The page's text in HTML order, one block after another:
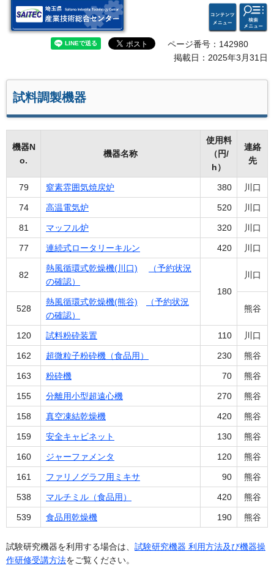
埼玉県 産業技術総合セン
コンテ
ンツメ
ニュー
検索・
共通メ
ニュー
ページ番号：142980
掲載日：2025年3月31日
試料調製機器
機器N
o.
機器名称
使用料
（円/
h）
連絡
先
79 窒素雰囲気焼戻炉 380 川口
74 高温電気炉 520 川口
81 マッフル炉 320 川口
77 連続式ロータリーキルン 420 川口
82
熱風循環式乾燥機(川口)
（予約状況
の確認）
180
川口
528
熱風循環式乾燥機(熊谷)
（予約状況
の確認）
熊谷
120 試料粉砕装置 110 川口
162 超微粒子粉砕機（食品用） 230 熊谷
163 粉砕機 70 熊谷
155 分離用小型超遠心機 270 熊谷
158 真空凍結乾燥機 420 熊谷
159 安全キャビネット 130 熊谷
160 ジャーファメンタ 120 熊谷
161 ファリノグラフ用ミキサ 90 熊谷
538 マルチミル（食品用） 420 熊谷
539 食品用乾燥機 190 熊谷
試験研究機器を利用する場合は、 試験研究機器 利用方法及び機器操
作研修受講方法をご覧ください。